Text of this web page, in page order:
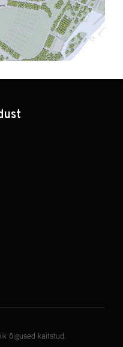
õigused kaitstud.